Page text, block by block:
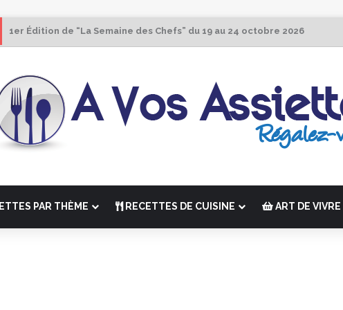
1er Édition de “La Semaine des Chefs” du 19 au 24 octobre 2026
PAR THÈME RECETTES DE CUISINE ART DE VIVRE